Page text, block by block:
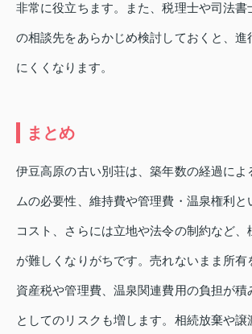
非常に役立ちます。また、税理士や司法書
の相談先をあらかじめ検討しておくと、進
にくくなります。
まとめ
伊豆高原の古い別荘は、築年数の経過によ
ムの必要性、維持費や管理費・温泉権利
コスト、さらには立地や法令の制約など、
が難しくなりがちです。売れないまま所有
資産税や管理費、温泉関連費用の負担が積
としてのリスクも増します。相続放棄や譲